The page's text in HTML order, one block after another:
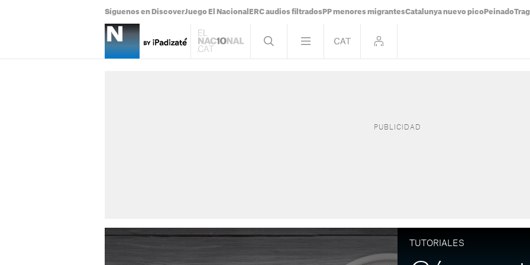
Síguenos en DiscoverJuego El Nacional ERC audios filtrados PP menores migrantesCatalunya nuevo pico Peinado
TUTORIALES